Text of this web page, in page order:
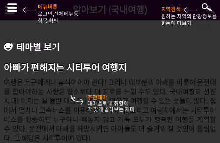
알아보기 (국내여행)
테마별 보기
아빠가 편해지는 시티투어 여행지
여행은 누구에게나 휴식이어야 한다! 그러나 대부분의 아빠를 비롯해 운전대
를 잡아야하는 사람은 평소보다 더 피로를 느낄 수도 있다. 국내여행도 선진
시대! 이제는 잘 뚫린 대중교통으로도 편하게 여행할 수 있는 곳들이 많다. 집
에서 열차나 고속버스를 이용해 여행지까지, 그리고 여행지에서는 시티투어
버스를 탑승하면 누구하나 빼놓지 않고 가족 모두가 행복한 여행을 계획할
수 있다. 운전에서 아빠를 해방시키면 아이들도 더 즐거워 질 것임에 틀림없
다. 그 해답은 시티투어에 있다!
테마별 보기
아빠가 편해지는 시티투어 여행지
메뉴버튼
로그인,전체메뉴등
항목 확인
지역검색
원하는 지역의 관광정보를
한눈에 다보기
추천테마
테마별로 내 취향에
딱 맞게 골라보는 재미